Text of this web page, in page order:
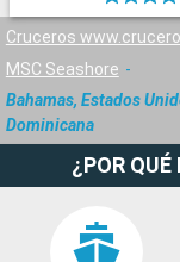
Cruceros
MSC Seashore
Bahamas, Estados
Dominicana
¿POR QUÉ